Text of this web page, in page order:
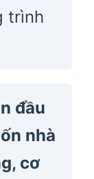
trình
đầu
nhà
cơ